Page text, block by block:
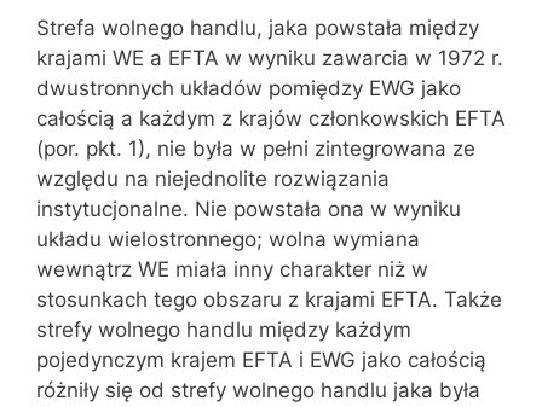
Strefa wolnego handlu, jaka powstała między
krajami WE a EFTA w wyniku zawarcia w 1972 r.
dwustronnych układów pomiędzy EWG jako
całością a każdym z krajów członkowskich EFTA
(por. pkt. 1), nie była w pełni zintegrowana ze
względu na niejednolite rozwiązania
instytucjonalne. Nie powstała ona w wyniku
układu wielostronnego; wolna wymiana
wewnątrz WE miała inny charakter niż w
stosunkach tego obszaru z krajami EFTA. Także
strefy wolnego handlu między każdym
pojedynczym krajem EFTA i EWG jako całością
różniły się od strefy wolnego handlu jaka była